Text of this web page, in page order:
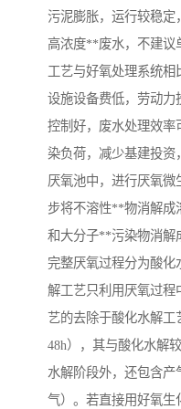
污泥膨胀，运行较稳定
高浓度**废水，不建议
工艺与好氧处理系统相
设施设备费低，劳动力
控制好，废水处理效率
染负荷，减少基建投资
厌氧池中，进行厌氧
步将不溶性**物消解
和大分子**污染物消解
完整厌氧过程分为酸化
解工艺只利用厌氧过程
艺的去除于酸化水解工
48h），其与酸化水解
水解阶段外，还包含产
气）。若直接用好氧
豆制品污水